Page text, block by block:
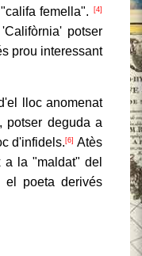
femella". [4]
potser
prou interessant
lloc anomenat
, potser deguda a
d'infidels.[6] Atès
la "maldat" del
el poeta derivés